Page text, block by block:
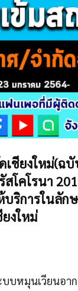
เชียงใหม่(ฉ
โคโรนา
บริการในลั
งใหม่
บหมุนเวียนอา